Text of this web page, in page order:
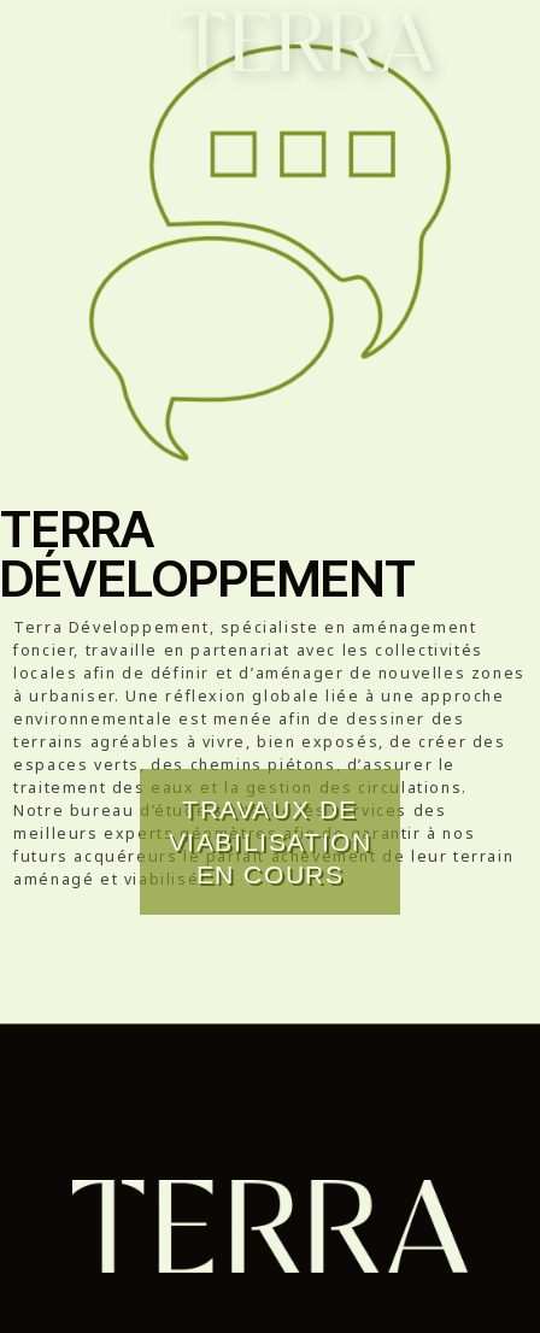
TERRA
DÉVELOPPEMENT
Terra Développement, spécialiste en aménagement
foncier, travaille en partenariat avec les collectivités
locales afin de définir et d’aménager de nouvelles zones
à urbaniser. Une réflexion globale liée à une approche
environnementale est menée afin de dessiner des
terrains agréables à vivre, bien exposés, de créer des
espaces verts, des chemins piétons, d’assurer le
traitement des eaux et la gestion des circulations.
Notre bureau d’étude s’attache les services des
meilleurs experts géomètres afin de garantir à nos
futurs acquéreurs le parfait achèvement de leur terrain
aménagé et viabilisé…
TRAVAUX DE
VIABILISATION
EN COURS